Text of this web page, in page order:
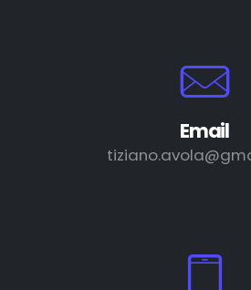
Email